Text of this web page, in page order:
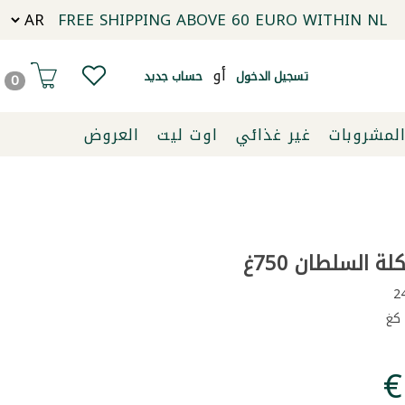
FREE SHIPPING ABOVE 60 EURO WITHIN NL
تسجيل الدخول أو حساب جديد 0
المشروبات غير غذائي اوت ليت
العروض
السلطان 750غ